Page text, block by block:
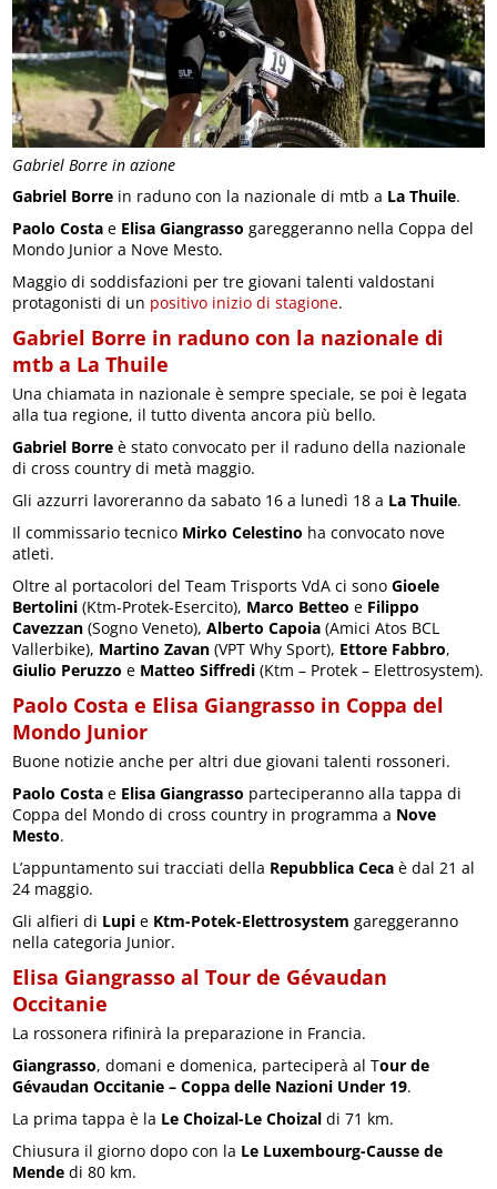
Gabriel Borre in azione
Gabriel Borre in raduno con la nazionale di mtb a La Thuile.
Paolo Costa e Elisa Giangrasso gareggeranno nella Coppa del
Mondo Junior a Nove Mesto.
Maggio di soddisfazioni per tre giovani talenti valdostani
protagonisti di un positivo inizio di stagione.
Gabriel Borre in raduno con la nazionale di
mtb a La Thuile
Una chiamata in nazionale è sempre speciale, se poi è legata
alla tua regione, il tutto diventa ancora più bello.
Gabriel Borre è stato convocato per il raduno della nazionale
di cross country di metà maggio.
Gli azzurri lavoreranno da sabato 16 a lunedì 18 a La Thuile.
Il commissario tecnico Mirko Celestino ha convocato nove
atleti.
Oltre al portacolori del Team Trisports VdA ci sonoGioele
Bertolini (Ktm-Protek-Esercito), Marco Betteo e Filippo
Cavezzan (Sogno Veneto),Alberto Capoia (Amici Atos BCL
Vallerbike), Martino Zavan (VPT Why Sport), Ettore Fabbro,
Giulio Peruzzo e Matteo Siffredi (Ktm – Protek – Elettrosystem).
Paolo Costa e Elisa Giangrasso in Coppa del
Mondo Junior
Buone notizie anche per altri due giovani talenti rossoneri.
Paolo Costa e Elisa Giangrasso parteciperanno alla tappa di
Coppa del Mondo di cross country in programma a Nove
Mesto.
L’appuntamento sui tracciati della Repubblica Ceca è dal 21 al
24 maggio.
Gli alfieri di Lupi e Ktm-Potek-Elettrosystem gareggeranno
nella categoria Junior.
Elisa Giangrasso al Tour de Gévaudan
Occitanie
La rossonera rifinirà la preparazione in Francia.
Giangrasso, domani e domenica, parteciperà al Tour de
Gévaudan Occitanie – Coppa delle Nazioni Under 19.
La prima tappa è la Le Choizal-Le Choizal di 71 km.
Chiusura il giorno dopo con la Le Luxembourg-Causse de
Mende di 80 km.